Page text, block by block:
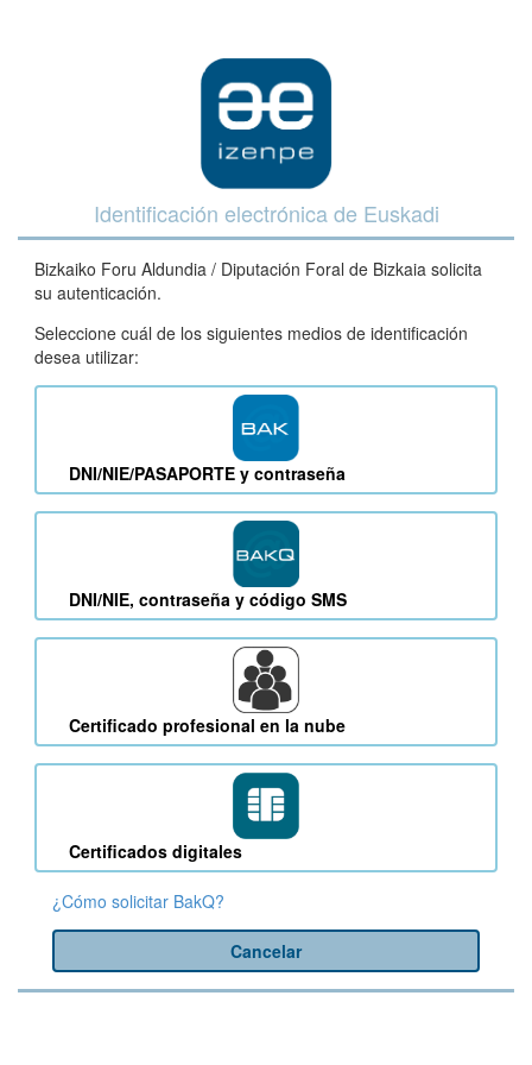
Identificación electrónica de Euskadi
Bizkaiko Foru Aldundia / Diputación Foral de Bizkaia solicita
su autenticación.
Seleccione cuál de los siguientes medios de identificación
desea utilizar:
DNI/NIE/PASAPORTE y contraseña
DNI/NIE, contraseña y código SMS
Certificado profesional en la nube
Certificados digitales
¿Cómo solicitar BakQ?